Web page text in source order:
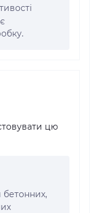
цю
бетонних,